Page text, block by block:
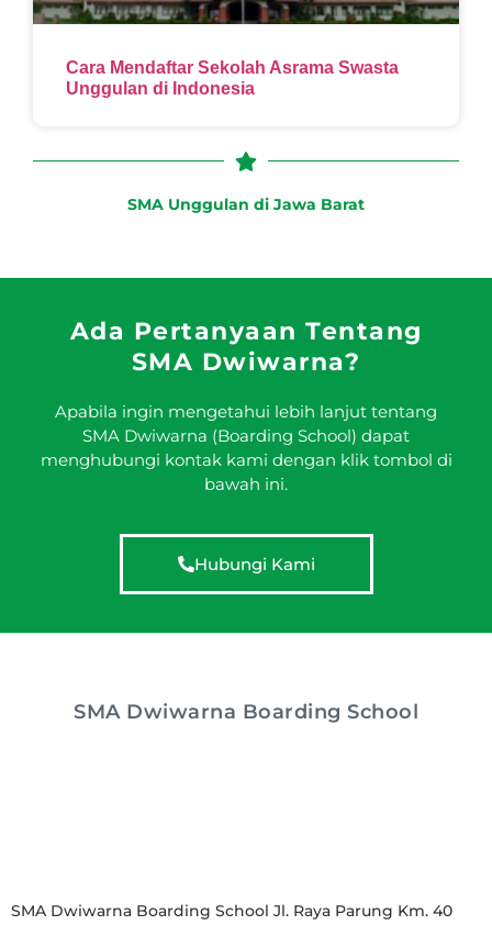
Cara Mendaftar Sekolah Asrama Swasta
Unggulan di Indonesia
SMA Unggulan di Jawa Barat
Ada Pertanyaan Tentang
SMA Dwiwarna?
Apabila ingin mengetahui lebih lanjut tentang
SMA Dwiwarna (Boarding School) dapat
menghubungi kontak kami dengan klik tombol di
bawah ini.
Hubungi Kami
SMA Dwiwarna Boarding School
SMA Dwiwarna Boarding School Jl. Raya Parung Km. 40